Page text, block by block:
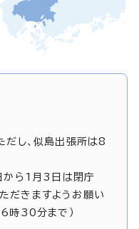
し、似島出張所は8
から1月3日は閉庁
だきますようお願い
時30分まで）